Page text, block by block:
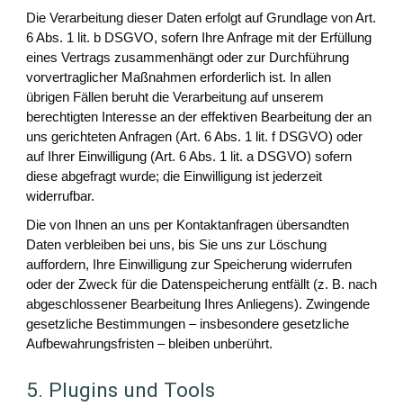
Die Verarbeitung dieser Daten erfolgt auf Grundlage von Art.
6 Abs. 1 lit. b DSGVO, sofern Ihre Anfrage mit der Erfüllung
eines Vertrags zusammenhängt oder zur Durchführung
vorvertraglicher Maßnahmen erforderlich ist. In allen
übrigen Fällen beruht die Verarbeitung auf unserem
berechtigten Interesse an der effektiven Bearbeitung der an
uns gerichteten Anfragen (Art. 6 Abs. 1 lit. f DSGVO) oder
auf Ihrer Einwilligung (Art. 6 Abs. 1 lit. a DSGVO) sofern
diese abgefragt wurde; die Einwilligung ist jederzeit
widerrufbar.
Die von Ihnen an uns per Kontaktanfragen übersandten
Daten verbleiben bei uns, bis Sie uns zur Löschung
auffordern, Ihre Einwilligung zur Speicherung widerrufen
oder der Zweck für die Datenspeicherung entfällt (z. B. nach
abgeschlossener Bearbeitung Ihres Anliegens). Zwingende
gesetzliche Bestimmungen – insbesondere gesetzliche
Aufbewahrungsfristen – bleiben unberührt.
5. Plugins und Tools